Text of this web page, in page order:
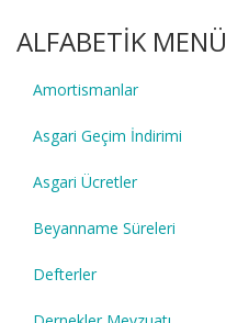
ALFABETİK MENÜ
Amortismanlar
Asgari Geçim İndirimi
Asgari Ücretler
Beyanname Süreleri
Defterler